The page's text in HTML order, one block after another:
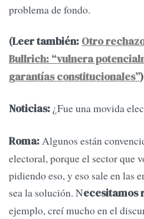
problema de fondo.
(Leer también: Otro
Bullrich: “vulnera
garantías constitucionales”)
Noticias: ¿Fue una movida
Roma:Algunos están
electoral, porque el sector que
pidiendo eso, y eso sale en las
sea la solución. Necesitamos
ejemplo, creí mucho en el